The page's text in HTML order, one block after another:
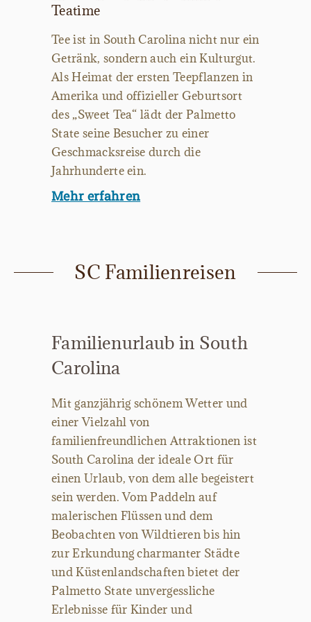
Teatime
Tee ist in South Carolina nicht nur ein
Getränk, sondern auch ein Kulturgut.
Als Heimat der ersten Teepflanzen in
Amerika und offizieller Geburtsort
des „Sweet Tea“ lädt der Palmetto
State seine Besucher zu einer
Geschmacksreise durch die
Jahrhunderte ein.
Mehr erfahren
SC Familienreisen
Familienurlaub in South
Carolina
Mit ganzjährig schönem Wetter und
einer Vielzahl von
familienfreundlichen Attraktionen ist
South Carolina der ideale Ort für
einen Urlaub, von dem alle begeistert
sein werden. Vom Paddeln auf
malerischen Flüssen und dem
Beobachten von Wildtieren bis hin
zur Erkundung charmanter Städte
und Küstenlandschaften bietet der
Palmetto State unvergessliche
Erlebnisse für Kinder und